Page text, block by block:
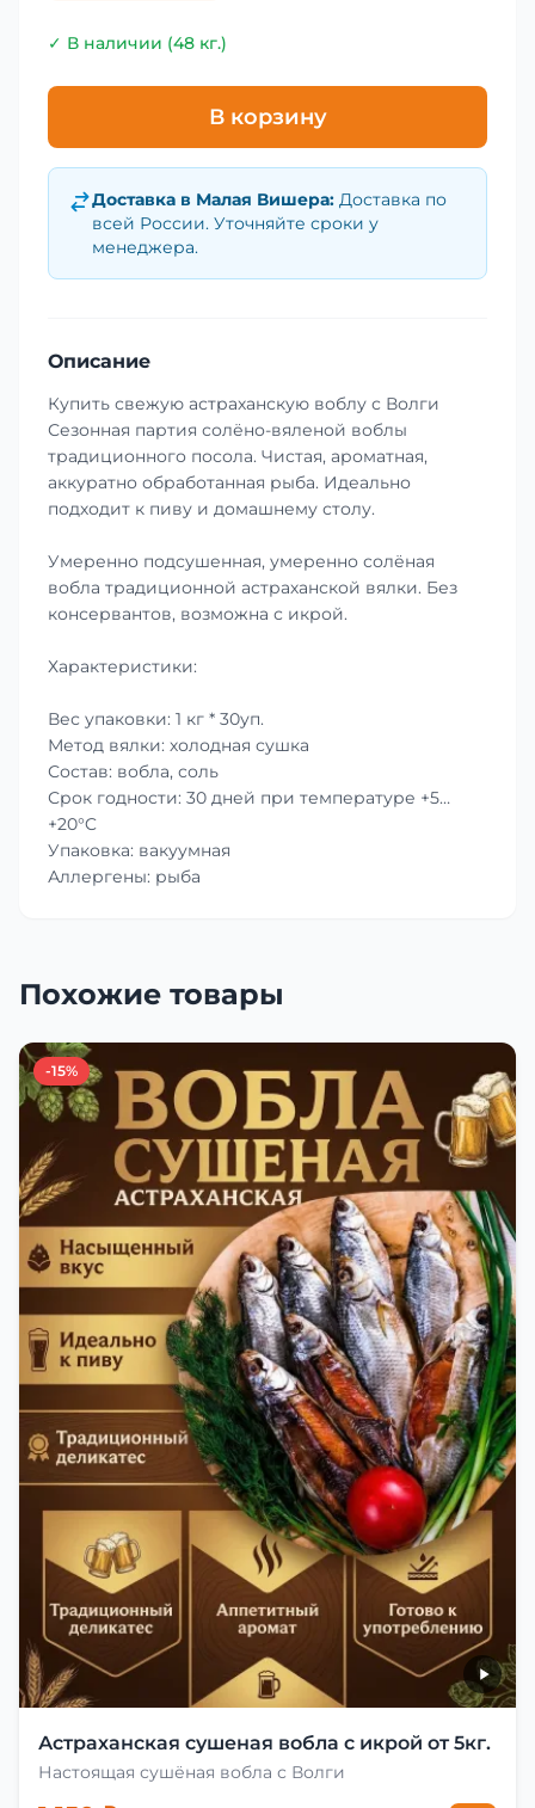
✓ В наличии (48 кг.)
В корзину
Доставка в Малая Вишера: Доставка по
всей России. Уточняйте сроки у
менеджера.
Описание
Купить свежую астраханскую воблу с Волги
Сезонная партия солёно-вяленой воблы
традиционного посола. Чистая, ароматная,
аккуратно обработанная рыба. Идеально
подходит к пиву и домашнему столу.
Умеренно подсушенная, умеренно солёная
вобла традиционной астраханской вялки. Без
консервантов, возможна с икрой.
Характеристики:
Вес упаковки: 1 кг * 30уп.
Метод вялки: холодная сушка
Состав: вобла, соль
Срок годности: 30 дней при температуре +5…
+20°C
Упаковка: вакуумная
Аллергены: рыба
Похожие товары
-15%
Астраханская сушеная вобла с икрой от 5кг.
Настоящая сушёная вобла с Волги